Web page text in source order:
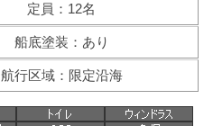
定員：12名
船底塗装：あり
航行区域：限定沿海